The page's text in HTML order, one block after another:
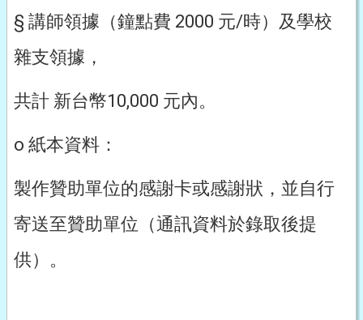
§ 講師領據（鐘點費 2000 元/時）及學校
雜支領據，
共計 新台幣10,000 元內。
o 紙本資料：
製作贊助單位的感謝卡或感謝狀，並自行
寄送至贊助單位（通訊資料於錄取後提
供）。